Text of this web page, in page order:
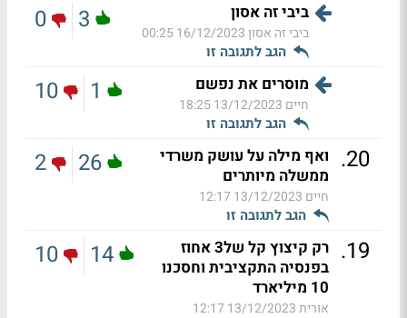
ביבי זה אסון
ביבי זה אסון16/12/2023 00:25
הגב לתגובה זו
3
0
מוסרים את נפשם
חיים 13/12/2023 18:25
הגב לתגובה זו
1
10
20
. ואף מילה על עושק משרדי
ממשלה מיותרים
חיים 13/12/2023 12:17
הגב לתגובה זו
26
2
19
.
רק קיצוץ קל של3 אחוז
בפנסיה התקציבית וחסכנו
10 מיליארד
אורית13/12/2023 12:17
14
10